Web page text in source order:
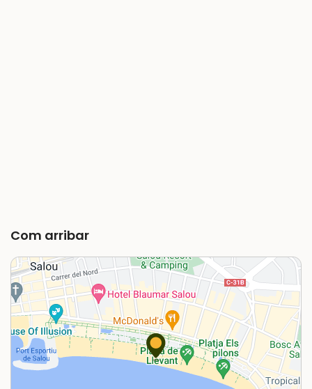
Com arribar